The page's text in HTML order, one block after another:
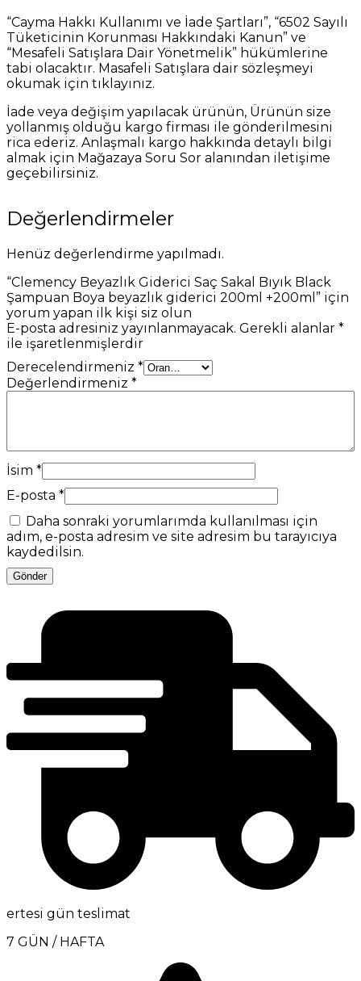
“Cayma Hakkı Kullanımı ve İade Şartları”, “6502 Sayılı
Tüketicinin Korunması Hakkındaki Kanun” ve
“Mesafeli Satışlara Dair Yönetmelik” hükümlerine
tabi olacaktır. Masafeli Satışlara dair sözleşmeyi
okumak için tıklayınız.
İade veya değişim yapılacak ürünün, Ürünün size
yollanmış olduğu kargo firması ile gönderilmesini
rica ederiz. Anlaşmalı kargo hakkında detaylı bilgi
almak için Mağazaya Soru Sor alanından iletişime
geçebilirsiniz.
Değerlendirmeler
Henüz değerlendirme yapılmadı.
“Clemency Beyazlık Giderici Saç Sakal Bıyık Black
Şampuan Boya beyazlık giderici 200ml +200ml” için
yorum yapan ilk kişi siz olun
E-posta adresiniz yayınlanmayacak. Gerekli alanlar *
ile işaretlenmişlerdir
Derecelendirmeniz *
Değerlendirmeniz *
İsim *
E-posta *
Daha sonraki yorumlarımda kullanılması için
adım, e-posta adresim ve site adresim bu tarayıcıya
kaydedilsin.
Gönder
ertesi gün teslimat
7 GÜN / HAFTA